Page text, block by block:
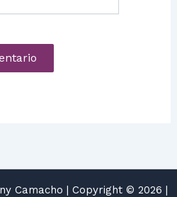
Camacho | Copyright © 2026 |